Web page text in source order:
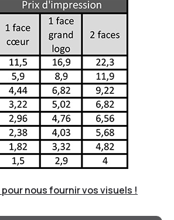
nous fournir vos visuels !